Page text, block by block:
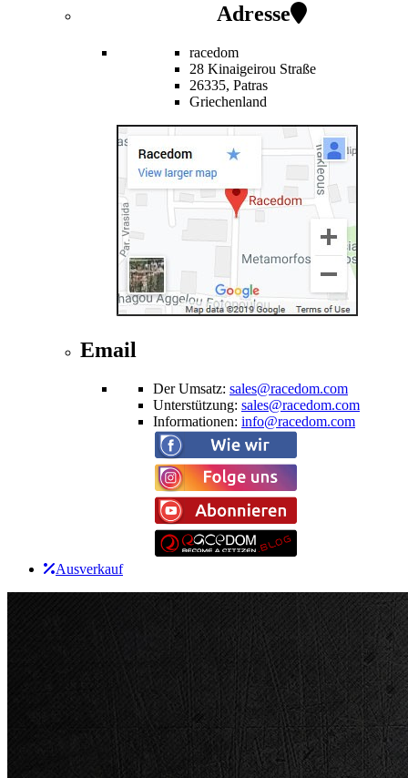
Adresse
racedom
28 Kinaigeirou Straße
26335, Patras
Griechenland
Email
Der Umsatz: sales@racedom.com
Unterstützung: sales@racedom.com
Informationen: info@racedom.com
Ausverkauf